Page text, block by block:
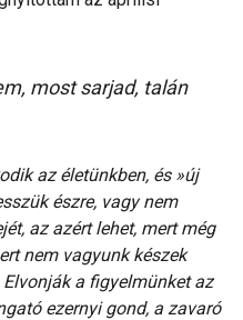
most sarjad, talán
az életünkben, és »új
észre, vagy nem
az azért lehet, mert még
nem vagyunk készek
a figyelmünket az
ezernyi gond, a zavaró